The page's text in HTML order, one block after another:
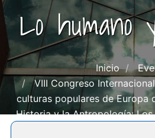
Lo humano
Inicio
VIII Congreso
culturas populares de Europa
Historia y la Antropología: